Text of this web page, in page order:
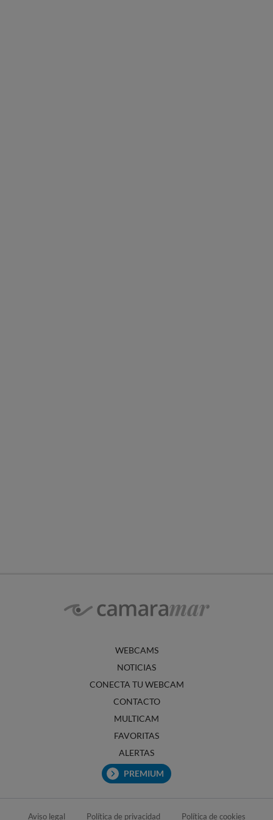
WEBCAMS
NOTICIAS
CONECTA TU WEBCAM
CONTACTO
MULTICAM
FAVORITAS
ALERTAS
PREMIUM
Aviso legal Política de privacidad Política de cookies